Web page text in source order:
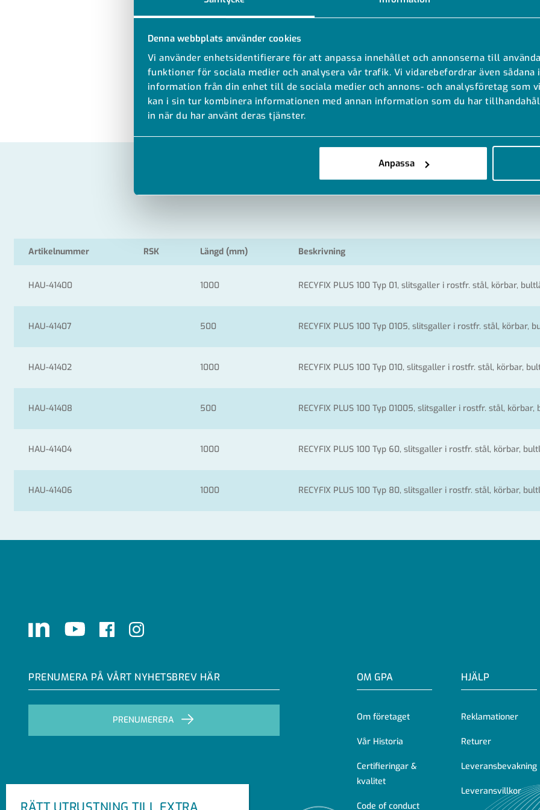
Denna webbplats använder cookies
Vi använder enhetsidentifierare för att anpassa innehållet och annonserna till
funktioner för sociala medier och analysera vår trafik. Vi vidarebefordrar även sådana
information från din enhet till de sociala medier och annons- och analysföretag som
kan i sin tur kombinera informationen med annan information som du har
in när du har använt deras tjänster.
Anpassa
Artikelnummer RSK Längd (mm) Beskrivning
HAU-41400 1000 RECYFIX PLUS 100 Typ 01, slitsgaller i rostfr. stål, körbar,
HAU-41407 500 RECYFIX PLUS 100 Typ 0105, slitsgaller i rostfr. stål, körbar,
HAU-41402 1000 RECYFIX PLUS 100 Typ 010, slitsgaller i rostfr. stål, körbar,
HAU-41408 500 RECYFIX PLUS 100 Typ 01005, slitsgaller i rostfr. stål, körbar,
HAU-41404 1000 RECYFIX PLUS 100 Typ 60, slitsgaller i rostfr. stål, körbar,
HAU-41406 1000 RECYFIX PLUS 100 Typ 80, slitsgaller i rostfr. stål, körbar,
LinkedIn Youtube FacebookInstagram
PRENUMERA PÅ VÅRT NYHETSBREV HÄR
PRENUMERERA
OM GPA
Om företaget
Vår Historia
Certifieringar &
kvalitet
Code of conduct
HJÄLP
Reklamationer
Returer
Leveransbevakning
Leveransvillkor